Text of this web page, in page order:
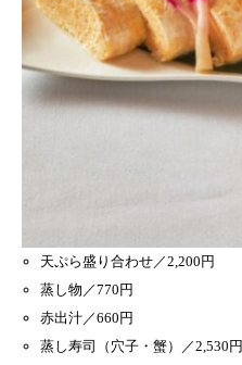
天ぷら盛り合わせ／2,200円
蒸し物／770円
赤出汁／660円
蒸し寿司（穴子・蟹）／2,530円